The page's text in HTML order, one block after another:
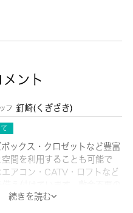
ント
フ 釘崎(くぎざき)
ックス・クロゼットなど豊富
間を利用することも可能で
エアコン・CATV・ロフトなど
期費用を抑えることができま
続きを読む